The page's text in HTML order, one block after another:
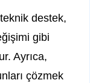
destek,
gibi
Ayrıca,
çözmek